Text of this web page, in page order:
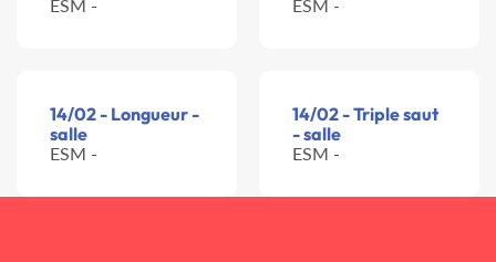
ESM - ESM -
14/02 - Longueur -
salle
ESM -
14/02 - Triple saut
- salle
ESM -